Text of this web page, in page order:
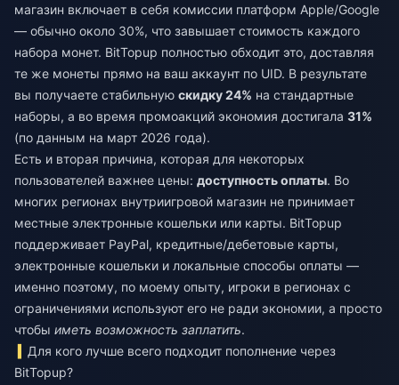
магазин включает в себя комиссии платформ Apple/Google
— обычно около 30%, что завышает стоимость каждого
набора монет. BitTopup полностью обходит это, доставляя
те же монеты прямо на ваш аккаунт по UID. В результате
вы получаете стабильную скидку 24% на стандартные
наборы, а во время промоакций экономия достигала 31%
(по данным на март 2026 года).
Есть и вторая причина, которая для некоторых
пользователей важнее цены: доступность оплаты. Во
многих регионах внутриигровой магазин не принимает
местные электронные кошельки или карты. BitTopup
поддерживает PayPal, кредитные/дебетовые карты,
электронные кошельки и локальные способы оплаты —
именно поэтому, по моему опыту, игроки в регионах с
ограничениями используют его не ради экономии, а просто
чтобы иметь возможность заплатить.
Для кого лучше всего подходит пополнение через
BitTopup?